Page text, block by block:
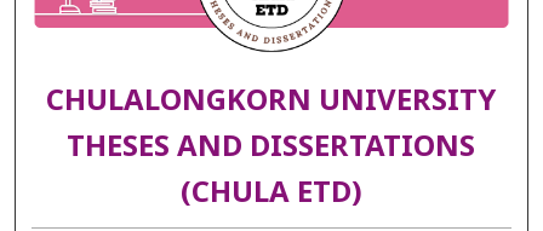
CHULALONGKORN UNIVERSITY
THESES AND DISSERTATIONS
(CHULA ETD)